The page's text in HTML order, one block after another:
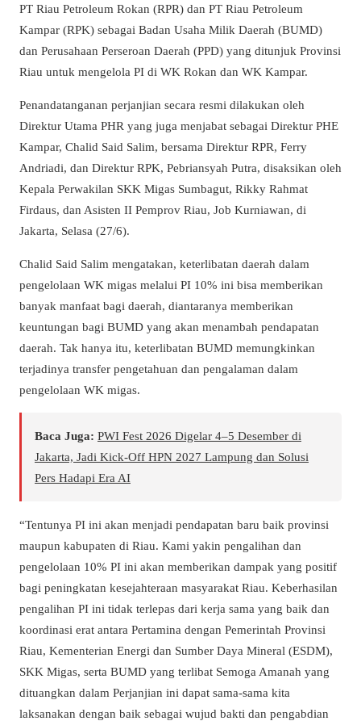
PT Riau Petroleum Rokan (RPR) dan PT Riau Petroleum
Kampar (RPK) sebagai Badan Usaha Milik Daerah (BUMD)
dan Perusahaan Perseroan Daerah (PPD) yang ditunjuk Provinsi
Riau untuk mengelola PI di WK Rokan dan WK Kampar.
Penandatanganan perjanjian secara resmi dilakukan oleh
Direktur Utama PHR yang juga menjabat sebagai Direktur PHE
Kampar, Chalid Said Salim, bersama Direktur RPR, Ferry
Andriadi, dan Direktur RPK, Pebriansyah Putra, disaksikan oleh
Kepala Perwakilan SKK Migas Sumbagut, Rikky Rahmat
Firdaus, dan Asisten II Pemprov Riau, Job Kurniawan, di
Jakarta, Selasa (27/6).
Chalid Said Salim mengatakan, keterlibatan daerah dalam
pengelolaan WK migas melalui PI 10% ini bisa memberikan
banyak manfaat bagi daerah, diantaranya memberikan
keuntungan bagi BUMD yang akan menambah pendapatan
daerah. Tak hanya itu, keterlibatan BUMD memungkinkan
terjadinya transfer pengetahuan dan pengalaman dalam
pengelolaan WK migas.
Baca Juga: PWI Fest 2026 Digelar 4–5 Desember di
Jakarta, Jadi Kick-Off HPN 2027 Lampung dan Solusi
Pers Hadapi Era AI
“Tentunya PI ini akan menjadi pendapatan baru baik provinsi
maupun kabupaten di Riau. Kami yakin pengalihan dan
pengelolaan 10% PI ini akan memberikan dampak yang positif
bagi peningkatan kesejahteraan masyarakat Riau. Keberhasilan
pengalihan PI ini tidak terlepas dari kerja sama yang baik dan
koordinasi erat antara Pertamina dengan Pemerintah Provinsi
Riau, Kementerian Energi dan Sumber Daya Mineral (ESDM),
SKK Migas, serta BUMD yang terlibat Semoga Amanah yang
dituangkan dalam Perjanjian ini dapat sama-sama kita
laksanakan dengan baik sebagai wujud bakti dan pengabdian